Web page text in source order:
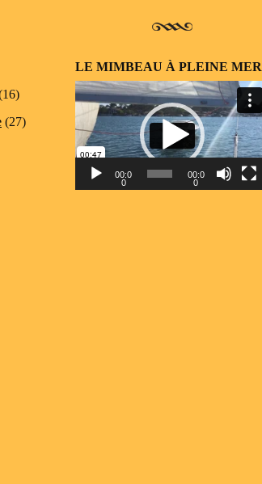
(27)
LE MIMBEAU À PLEINE MER
Lecteur
vidéo
00:0
0
00:0
0